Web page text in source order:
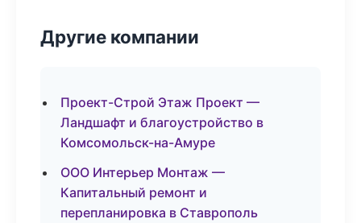
Другие компании
Проект-Строй Этаж Проект —
Ландшафт и благоустройство в
Комсомольск-на-Амуре
ООО Интерьер Монтаж —
Капитальный ремонт и
перепланировка в Ставрополь